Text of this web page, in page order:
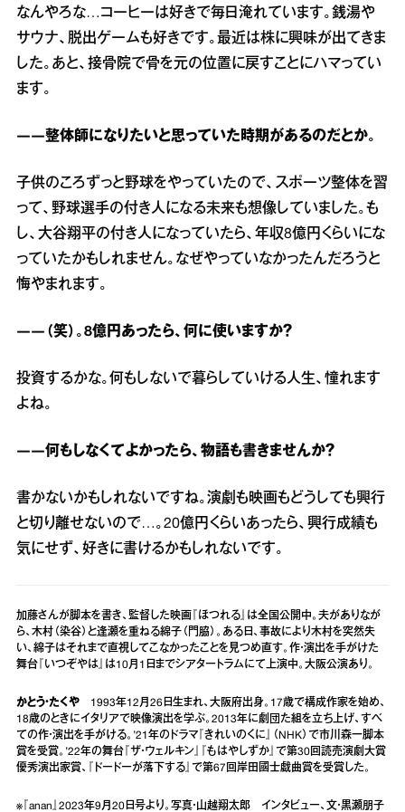
なんやろな…コーヒーは好きで毎日淹れています。銭湯や
サウナ、脱出ゲームも好きです。最近は株に興味が出てきま
した。あと、接骨院で骨を元の位置に戻すことにハマってい
ます。
――整体師になりたいと思っていた時期があるのだとか。
子供のころずっと野球をやっていたので、スポーツ整体を習
って、野球選手の付き人になる未来も想像していました。も
し、大谷翔平の付き人になっていたら、年収8億円くらいにな
っていたかもしれません。なぜやっていなかったんだろうと
悔やまれます。
――（笑）。8億円あったら、何に使いますか？
投資するかな。何もしないで暮らしていける人生、憧れます
よね。
――何もしなくてよかったら、物語も書きませんか？
書かないかもしれないですね。演劇も映画もどうしても興行
と切り離せないので…。20億円くらいあったら、興行成績も
気にせず、好きに書けるかもしれないです。
加藤さんが脚本を書き、監督した映画『ほつれる』は全国公開中。夫がありなが
ら、木村（染谷）と逢瀬を重ねる綿子（門脇）。ある日、事故により木村を突然失
い、綿子はそれまで直視してこなかったことを見つめ直す。作・演出を手がけた
舞台『いつぞやは』は10月1日までシアタートラムにて上演中。大阪公演あり。
かとう・たくや 1993年12月26日生まれ、大阪府出身。17歳で構成作家を始め、
18歳のときにイタリアで映像演出を学ぶ。2013年に劇団た組を立ち上げ、すべ
ての作・演出を手がける。’21年のドラマ『きれいのくに』（NHK）で市川森一脚本
賞を受賞。’22年の舞台『ザ・ウェルキン』『もはやしずか』で第30回読売演劇大賞
優秀演出家賞、『ドードーが落下する』で第67回岸田國士戯曲賞を受賞した。
※『anan』2023年9月20日号より。写真・山越翔太郎 インタビュー、文・黒瀬朋子